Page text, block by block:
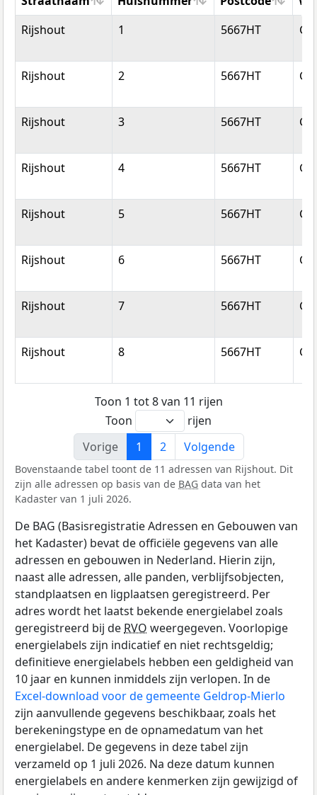
Straatnaam
Huisnummer Postcode
Rijshout 1 5667HT
Rijshout 2 5667HT
Rijshout 3 5667HT
Rijshout 4 5667HT
Rijshout 5 5667HT
Rijshout 6 5667HT
Rijshout 7 5667HT
Rijshout 8 5667HT
Toon 1 tot 8 van 11 rijen
Toon
rijen
Vorige
1 2 Volgende
Bovenstaande tabel toont de 11 adressen van Rijshout. Dit
zijn alle adressen op basis van de BAG data van het
Kadaster van 1 juli 2026.
De BAG (Basisregistratie Adressen en Gebouwen van
het Kadaster) bevat de officiële gegevens van alle
adressen en gebouwen in Nederland. Hierin zijn,
naast alle adressen, alle panden, verblijfsobjecten,
standplaatsen en ligplaatsen geregistreerd. Per
adres wordt het laatst bekende energielabel zoals
geregistreerd bij de RVO weergegeven. Voorlopige
energielabels zijn indicatief en niet rechtsgeldig;
definitieve energielabels hebben een geldigheid van
10 jaar en kunnen inmiddels zijn verlopen. In de
Excel-download voor de gemeente Geldrop-Mierlo
zijn aanvullende gegevens beschikbaar, zoals het
berekeningstype en de opnamedatum van het
energielabel. De gegevens in deze tabel zijn
verzameld op 1 juli 2026. Na deze datum kunnen
energielabels en andere kenmerken zijn gewijzigd of